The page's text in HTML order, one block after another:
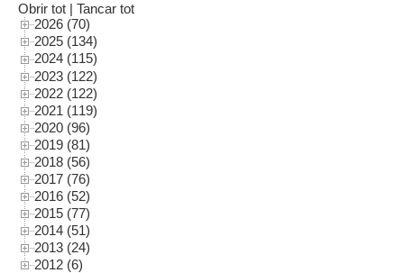
Obrir tot | Tancar tot
2026 (70)
2025 (134)
2024 (115)
2023 (122)
2022 (122)
2021 (119)
2020 (96)
2019 (81)
2018 (56)
2017 (76)
2016 (52)
2015 (77)
2014 (51)
2013 (24)
2012 (6)